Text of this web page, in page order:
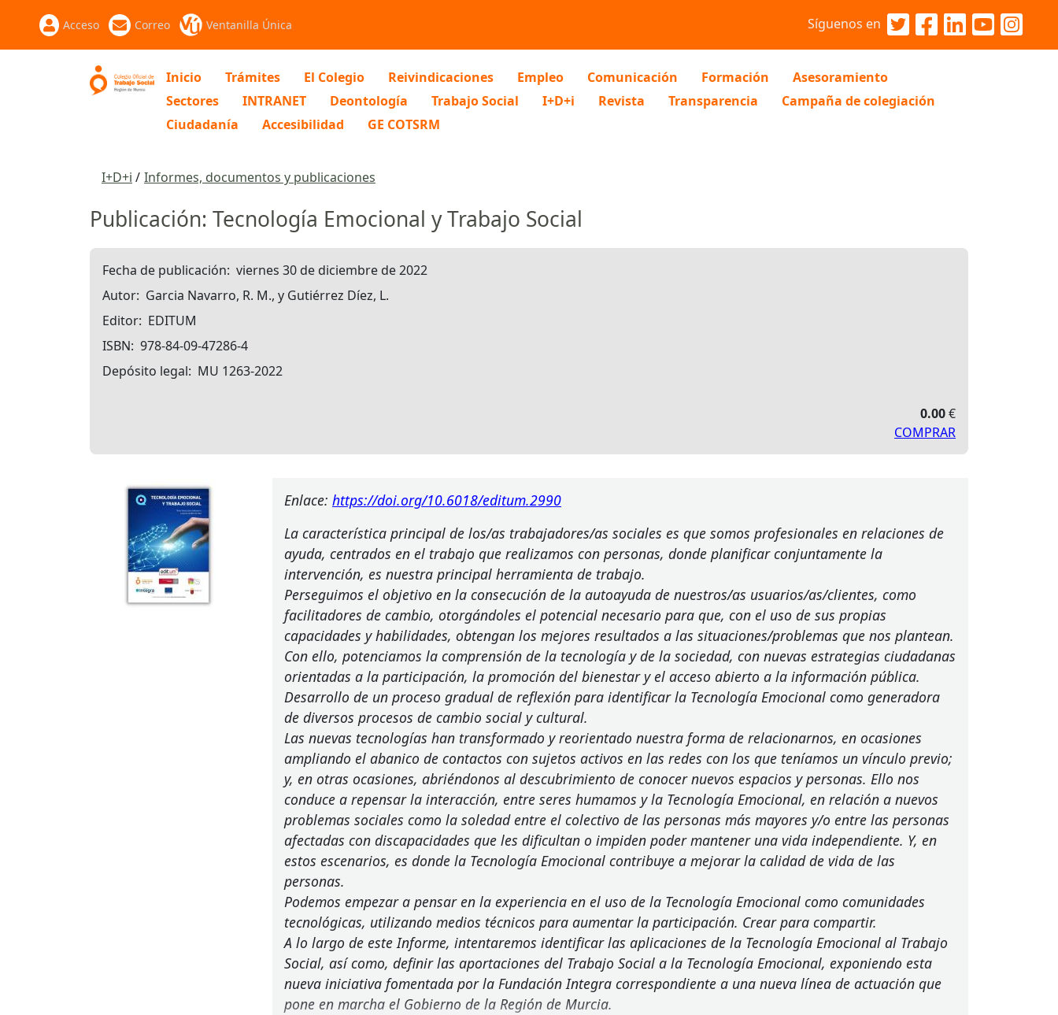
Acceso Correo Ventanilla Única Síguenos en
Inicio Trámites El Colegio Reivindicaciones Empleo Comunicación Formación
Asesoramiento
Sectores
INTRANET Deontología Trabajo Social I+D+i Revista Transparencia
Campaña de colegiación
Ciudadanía
Accesibilidad GE COTSRM
I+D+i Informes, documentos y publicaciones
Publicación: Tecnología Emocional y Trabajo Social
Fecha de publicación viernes 30 de diciembre de 2022
Autor Garcia Navarro, R. M., y Gutiérrez Díez, L.
Editor EDITUM
ISBN 978-84-09-47286-4
Depósito legal
MU 1263-2022
0.00€
COMPRAR
Enlace: https://doi.org/10.6018/editum.2990
La característica principal de los/as trabajadores/as sociales es que somos profesionales en relaciones de
ayuda, centrados en el trabajo que realizamos con personas, donde planificar conjuntamente la
intervención, es nuestra principal herramienta de trabajo.
Perseguimos el objetivo en la consecución de la autoayuda de nuestros/as usuarios/as/clientes, como
facilitadores de cambio, otorgándoles el potencial necesario para que, con el uso de sus propias
capacidades y habilidades, obtengan los mejores resultados a las situaciones/problemas que nos plantean.
Con ello, potenciamos la comprensión de la tecnología y de la sociedad, con nuevas estrategias ciudadanas
orientadas a la participación, la promoción del bienestar y el acceso abierto a la información pública.
Desarrollo de un proceso gradual de reflexión para identificar la Tecnología Emocional como generadora
de diversos procesos de cambio social y cultural.
Las nuevas tecnologías han transformado y reorientado nuestra forma de relacionarnos, en ocasiones
ampliando el abanico de contactos con sujetos activos en las redes con los que teníamos un vínculo previo;
y, en otras ocasiones, abriéndonos al descubrimiento de conocer nuevos espacios y personas. Ello nos
conduce a repensar la interacción, entre seres humamos y la Tecnología Emocional, en relación a nuevos
problemas sociales como la soledad entre el colectivo de las personas más mayores y/o entre las personas
afectadas con discapacidades que les dificultan o impiden poder mantener una vida independiente. Y, en
estos escenarios, es donde la Tecnología Emocional contribuye a mejorar la calidad de vida de las
personas.
Podemos empezar a pensar en la experiencia en el uso de la Tecnología Emocional como comunidades
tecnológicas, utilizando medios técnicos para aumentar la participación. Crear para compartir.
A lo largo de este Informe, intentaremos identificar las aplicaciones de la Tecnología Emocional al Trabajo
Social, así como, definir las aportaciones del Trabajo Social a la Tecnología Emocional, exponiendo esta
nueva iniciativa fomentada por la Fundación Integra correspondiente a una nueva línea de actuación que
pone en marcha el Gobierno de la Región de Murcia.